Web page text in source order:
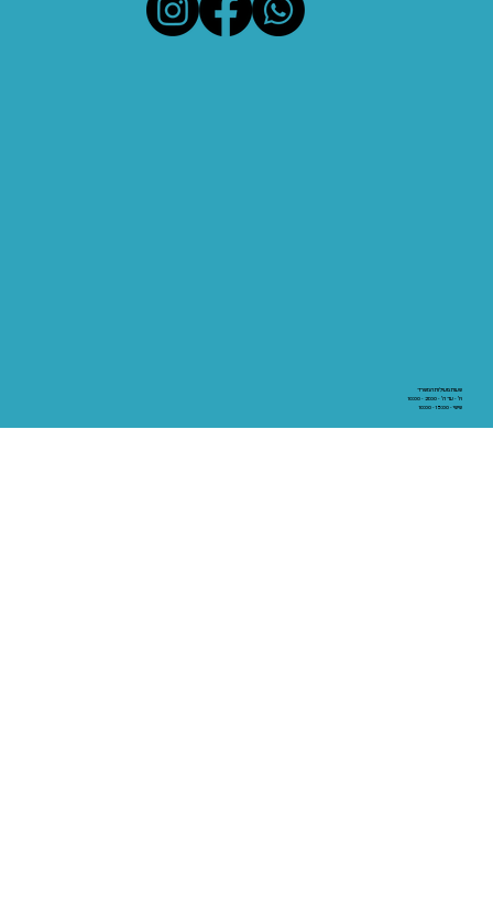
שעות פעילות המשרד
א' - עד ה' - 21:00 - 10:00
שישי - 15:00 - 10:00